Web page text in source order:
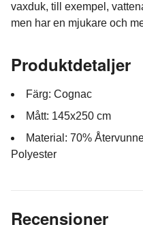
vaxduk, till exempel,
men har en mjukare och
Produktdetaljer
Färg: Cognac
Mått: 145x250 cm
Material: 70%
Polyester
Recensioner